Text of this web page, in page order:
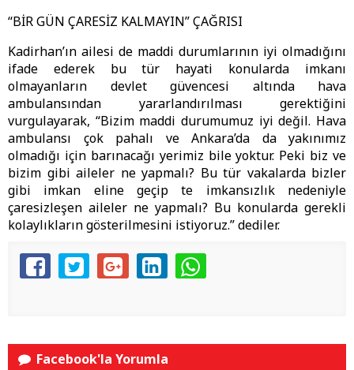
“BİR GÜN ÇARESİZ KALMAYIN” ÇAĞRISI
Kadirhan’ın ailesi de maddi durumlarının iyi olmadığını
ifade ederek bu tür hayati konularda imkanı
olmayanların devlet güvencesi altında hava
ambulansından yararlandırılması gerektiğini
vurgulayarak, “Bizim maddi durumumuz iyi değil. Hava
ambulansı çok pahalı ve Ankara’da da yakınımız
olmadığı için barınacağı yerimiz bile yoktur. Peki biz ve
bizim gibi aileler ne yapmalı? Bu tür vakalarda bizler
gibi imkan eline geçip te imkansızlık nedeniyle
çaresizleşen aileler ne yapmalı? Bu konularda gerekli
kolaylıkların gösterilmesini istiyoruz.” dediler.
Facebook'la Yorumla